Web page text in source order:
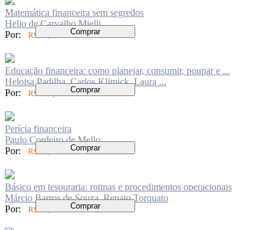
Matemática financeira sem segredos
Helio de Carvalho Mielli
Por:
R$ 62,00 Comprar
Educação financeira: como planejar, consumir, poupar e ...
Heloisa Padilha, Carlos Klimick, Laura ...
Por:
R$ 104,00 Comprar
Perícia financeira
Paulo Cordeiro de Mello
Por:
R$ 73,00 Comprar
Básico em tesouraria: rotinas e procedimentos operacionais
Márcio Barros de Souza, Renato Torquato
Por:
R$ 94,00 Comprar